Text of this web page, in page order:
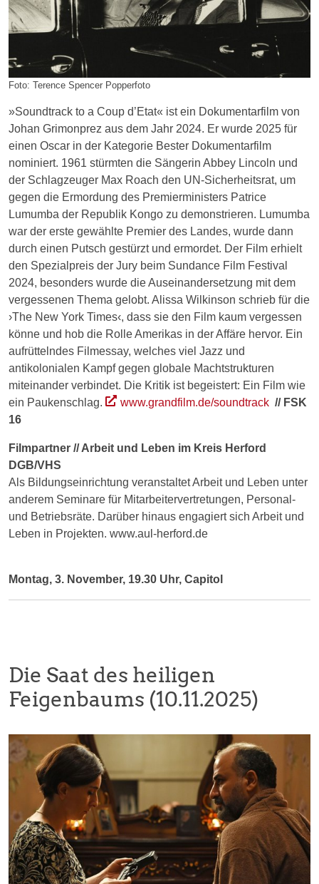
Foto: Terence Spencer Popperfoto
»Soundtrack to a Coup d’Etat« ist ein Dokumentarfilm von
Johan Grimonprez aus dem Jahr 2024. Er wurde 2025 für
einen Oscar in der Kategorie Bester Dokumentarfilm
nominiert. 1961 stürmten die Sängerin Abbey Lincoln und
der Schlagzeuger Max Roach den UN-Sicherheitsrat, um
gegen die Ermordung des Premierministers Patrice
Lumumba der Republik Kongo zu demonstrieren. Lumumba
war der erste gewählte Premier des Landes, wurde dann
durch einen Putsch gestürzt und ermordet. Der Film erhielt
den Spezialpreis der Jury beim Sundance Film Festival
2024, besonders wurde die Auseinandersetzung mit dem
vergessenen Thema gelobt. Alissa Wilkinson schrieb für die
›The New York Times‹, dass sie den Film kaum vergessen
könne und hob die Rolle Amerikas in der Affäre hervor. Ein
aufrüttelndes Filmessay, welches viel Jazz und
antikolonialen Kampf gegen globale Machtstrukturen
miteinander verbindet. Die Kritik ist begeistert: Ein Film wie
ein Paukenschlag.
www.grandfilm.de/soundtrack // FSK
16
Filmpartner // Arbeit und Leben im Kreis Herford
DGB/VHS
Als Bildungseinrichtung veranstaltet Arbeit und Leben unter
anderem Seminare für Mitarbeitervertretungen, Personal-
und Betriebsräte. Darüber hinaus engagiert sich Arbeit und
Leben in Projekten. www.aul-herford.de
Montag, 3. November, 19.30 Uhr, Capitol
Die Saat des heiligen
Feigenbaums (10.11.2025)